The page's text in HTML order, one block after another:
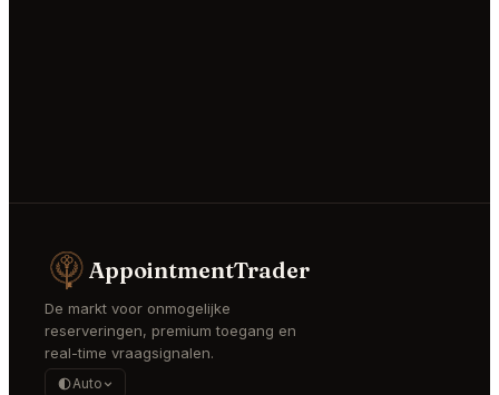
AppointmentTrader
De markt voor onmogelijke
reserveringen, premium toegang en
real-time vraagsignalen.
Auto